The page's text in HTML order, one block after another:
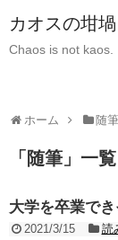
カオスの坩堝
Chaos is not kaos.
ホーム 随筆
「 随筆 」 一覧
大学を卒業で
2021/3/15 読